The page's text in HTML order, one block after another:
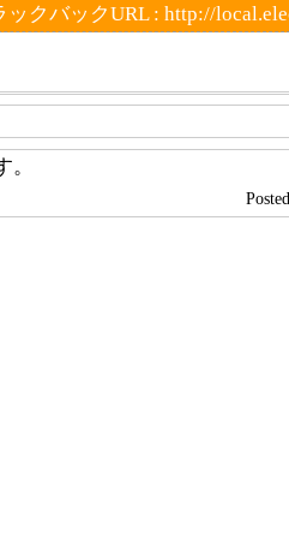
ックバックURL : http://
。